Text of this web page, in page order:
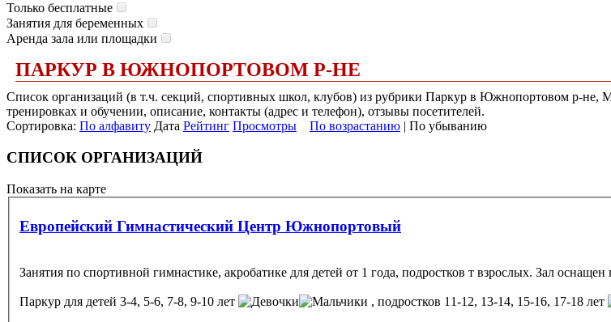
Только бесплатные
Занятия для беременных
Аренда зала или площадки
ПАРКУР В ЮЖНОПОРТОВОМ Р-НЕ
Список организаций (в т.ч. секций, спортивных школ, клубов) из рубрики Паркур в Южнопортовом р-не,
тренировках и обучении, описание, контакты (адрес и телефон), отзывы посетителей.
Сортировка: По алфавиту Дата Рейтинг Просмотры По возрастанию | По убыванию
СПИСОК ОРГАНИЗАЦИЙ
Показать на карте
Европейский Гимнастический Центр Южнопортовый
Занятия по спортивной гимнастике, акробатике для детей от 1 года, подростков т взрослых. Зал
Паркур для детей 3-4, 5-6, 7-8, 9-10 лет , подростков 11-12, 13-14, 15-16, 17-18 лет